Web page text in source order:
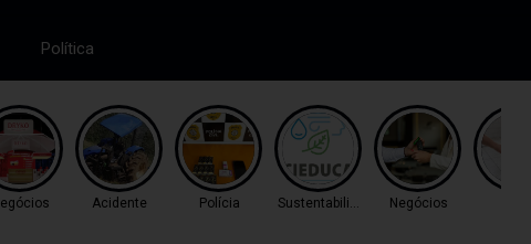
Política
Acidente Polícia Sustentabilidade Negócios